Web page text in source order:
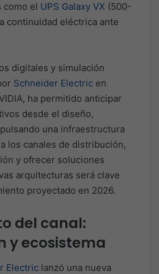
como el UPS Galaxy VX (500-
continuidad eléctrica ante
digitales y simulación
Schneider Electric en
ha permitido anticipar
desde el diseño,
una infraestructura
los canales de distribución,
y ofrecer soluciones
arquitecturas será clave
proyectado en 2026.
del canal:
y ecosistema
Electric lanzó una nueva